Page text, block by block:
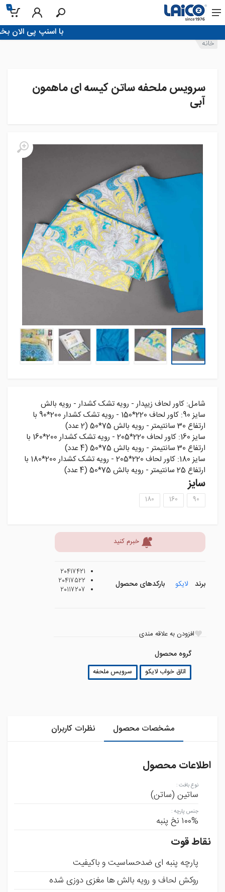
0
!با اسنپ پی الان بخر، تو 4 قسط
خانه
سرویس ملحفه ساتن کیسه ای ماهمون
آبی
شامل: کاور لحاف زیپدار - رویه تشک کشدار - رویه بالش
سايز 90: کاور لحاف 220*150 - رويه تشک کشدار 200*90 با
ارتفاع 30 سانتيمتر - رويه بالش 75*50 (2 عدد)
سايز 160: کاور لحاف 220*205 - رويه تشک کشدار 200*160 با
ارتفاع 30 سانتيمتر - رويه بالش 75*50 (4 عدد)
سايز 180: کاور لحاف 220*205 - رويه تشک کشدار 200*180 با
ارتفاع 25 سانتيمتر - رويه بالش 75*50 (4 عدد)
سایز
90
160
180
خبرم کنید
برند لایکو بارکدهای محصول
20417421
20417522
20117207
افزودن به علاقه مندی
گروه محصول
اتاق خواب لایکو سرویس ملحفه
مشخصات محصول نظرات کاربران
اطلاعات محصول
نوع بافت:
ساتین (ساتن)
جنس پارچه:
۱۰۰% نخ پنبه
نقاط قوت
پارچه پنبه ای ضدحساسیت و باکیفیت
روکش لحاف و رویه بالش ها مغزی دوزی شده